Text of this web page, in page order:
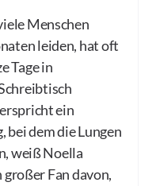
Menschen
leiden, hat oft
Tage in
ein
bei dem die Lungen
weiß Noella
großer Fan davon,